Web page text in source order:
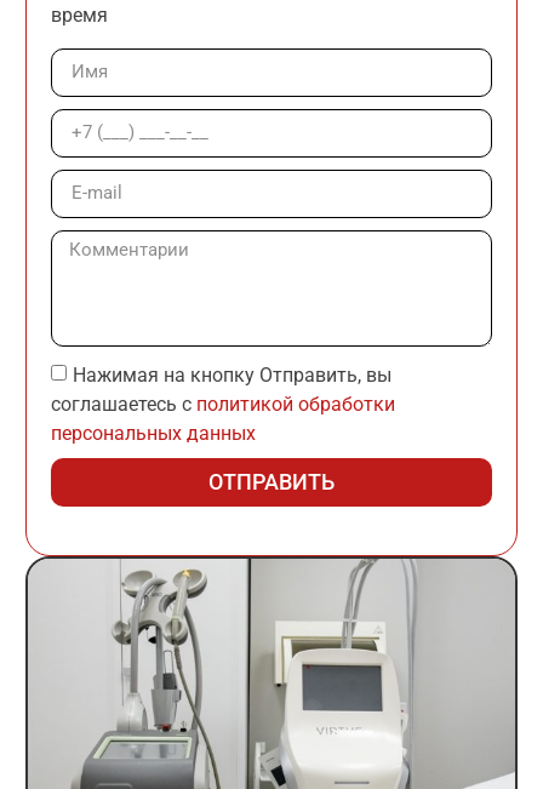
время
Нажимая на кнопку Отправить, вы
соглашаетесь с политикой обработки
персональных данных
ОТПРАВИТЬ